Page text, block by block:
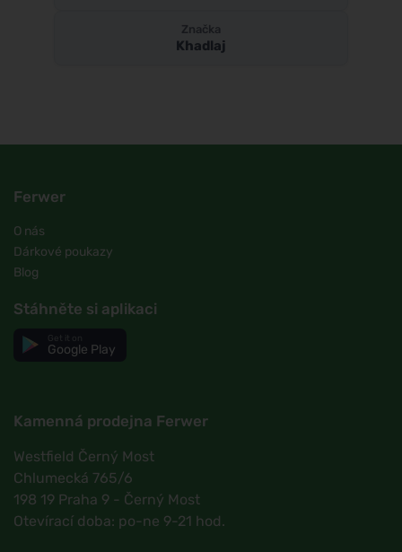
Značka
Khadlaj
Ferwer
O nás
Dárkové poukazy
Blog
Stáhněte si aplikaci
Google Play
Kamenná prodejna Ferwer
Westfield Černý Most
Chlumecká 765/6
198 19 Praha 9 - Černý Most
Otevírací doba: po-ne 9-21 hod.